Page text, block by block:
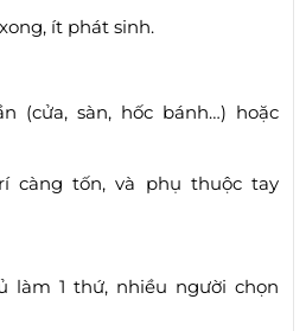
ít phát sinh.
(cửa, sàn, hốc bánh…) hoặc
càng tốn, và phụ thuộc tay
làm 1 thứ, nhiều người chọn